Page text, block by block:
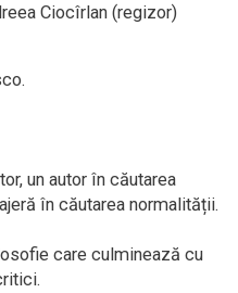
Ciocîrlan (regizor)
un autor în căutarea
în căutarea normalității.
care culminează cu